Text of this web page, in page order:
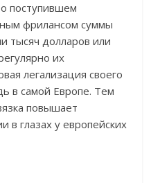
поступившем
фрилансом суммы
тысяч долларов или
их
легализация своего
в самой Европе. Тем
повышает
в глазах у европейских